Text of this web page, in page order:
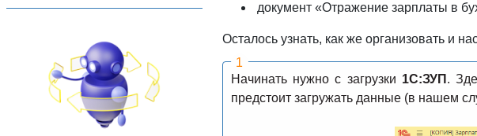
документ «Отражение зарплаты в
Осталось узнать, как же организовать и
Начинать нужно с загрузки 1С:ЗУП .
предстоит загружать данные (в нашем